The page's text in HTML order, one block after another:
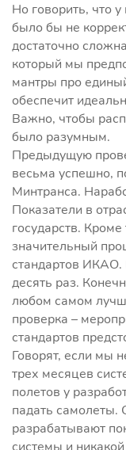
Но говорить, что
было бы не
достаточно
который мы
мантры про
обеспечит
Важно, чтобы
было разумным.
Предыдущую
весьма успешно,
Минтранса.
Показатели в
государств.
значительный
стандартов ИКАО.
десять раз.
любом самом
проверка –
стандартов
Говорят, если мы
трех месяцев
полетов у
падать самолеты.
разрабатывают